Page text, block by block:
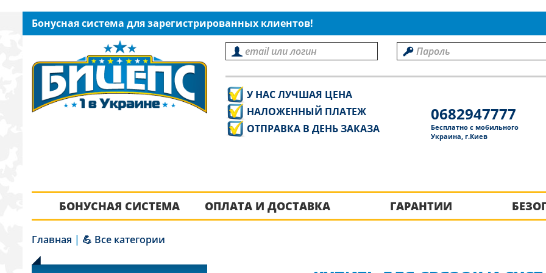
Бонусная система для зарегистрированных клиентов!
У НАС ЛУЧШАЯ ЦЕНА
НАЛОЖЕННЫЙ ПЛАТЕЖ
ОТПРАВКА В ДЕНЬ ЗАКАЗА
0682947777
Бесплатно с мобильного
Украина, г.Киев
БОНУСНАЯ СИСТЕМА ОПЛАТА И ДОСТАВКА ГАРАНТИИ
Главная | 💪 Все категории